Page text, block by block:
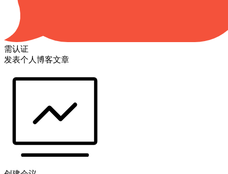
需认证
发表个人博客文章